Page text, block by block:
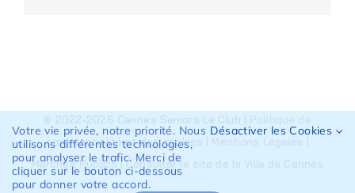
confidentialité et des cookies
Marchés Publics|Consulter le site de la Ville de Cannes
Votre vie privée, notre priorité. Nous
utilisons différentes technologies,
pour analyser le trafic. Merci de
cliquer sur le bouton ci-dessous
pour donner votre accord.
Désactiver les Cookies